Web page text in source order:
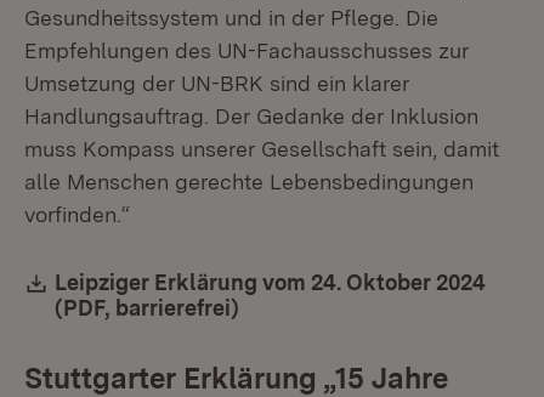
Gesundheitssystem und in der Pflege. Die
Empfehlungen des UN-Fachausschusses zur
Umsetzung der UN-BRK sind ein klarer
Handlungsauftrag. Der Gedanke der Inklusion
muss Kompass unserer Gesellschaft sein, damit
alle Menschen gerechte Lebensbedingungen
vorfinden.“
Download:
Leipziger Erklärung vom 24. Oktober 2024
(PDF, barrierefrei)
Stuttgarter Erklärung „15 Jahre